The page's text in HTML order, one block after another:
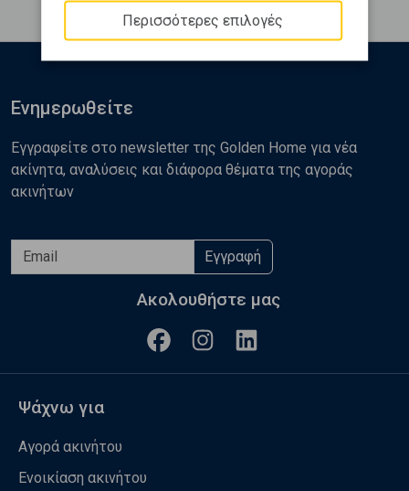
Περισσότερες επιλογές
Ενημερωθείτε
Εγγραφείτε στο newsletter της Golden Home για νέα
ακίνητα, αναλύσεις και διάφορα θέματα της αγοράς
ακινήτων
Εγγραφή
Ακολουθήστε μας
Ψάχνω για
Αγορά ακινήτου
Ενοικίαση ακινήτου